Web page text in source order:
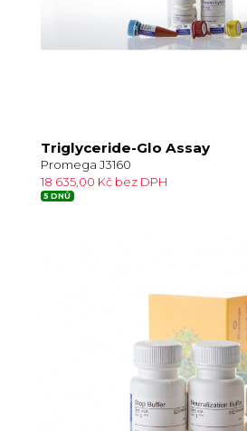
Triglyceride-Glo Assay
Promega J3160
18 635,00 Kč bez DPH
5 DNŮ